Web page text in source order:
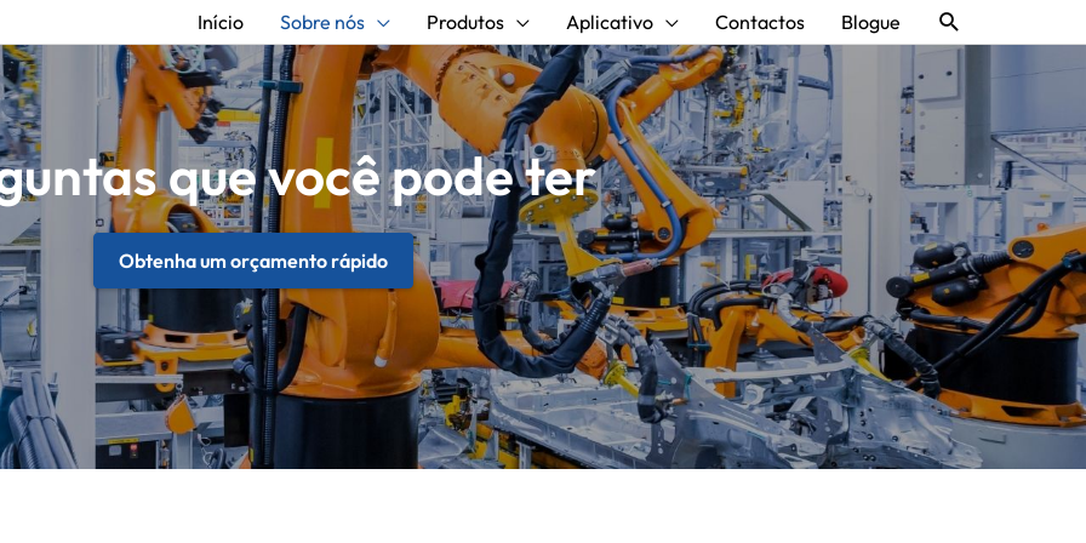
Início Sobre nós Produtos Aplicativo Contactos Blogue Procurar
que você pode ter
Obtenha um orçamento rápido